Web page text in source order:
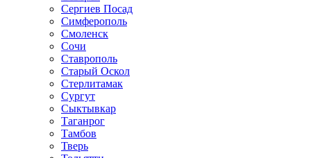
Сергиев Посад
Симферополь
Смоленск
Сочи
Ставрополь
Старый Оскол
Стерлитамак
Сургут
Сыктывкар
Таганрог
Тамбов
Тверь